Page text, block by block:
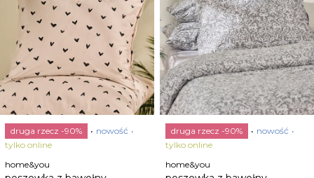
druga rzecz -90%
nowość
tylko online
home&you
druga rzecz -90%
nowość
tylko online
home&you